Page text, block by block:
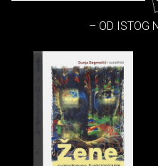
– OD ISTOG